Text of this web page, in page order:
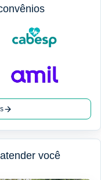
você